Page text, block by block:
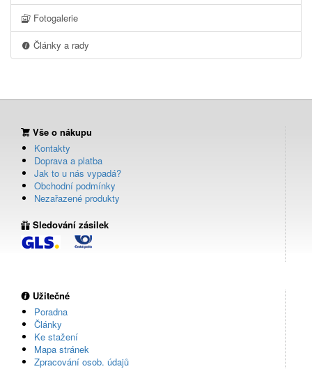
Fotogalerie
Články a rady
Vše o nákupu
Kontakty
Doprava a platba
Jak to u nás vypadá?
Obchodní podmínky
Nezařazené produkty
Sledování zásilek
Užitečné
Poradna
Články
Ke stažení
Mapa stránek
Zpracování osob. údajů